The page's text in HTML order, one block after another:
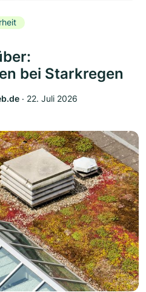
bei Starkregen
‧ 22. Juli 2026